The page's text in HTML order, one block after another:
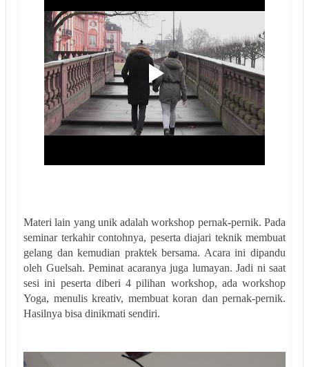
Materi lain yang unik adalah workshop pernak-pernik. Pada
seminar terkahir contohnya, peserta diajari teknik membuat
gelang dan kemudian praktek bersama. Acara ini dipandu
oleh Guelsah. Peminat acaranya juga lumayan. Jadi ni saat
sesi ini peserta diberi 4 pilihan workshop, ada workshop
Yoga, menulis kreativ, membuat koran dan pernak-pernik.
Hasilnya bisa dinikmati sendiri.